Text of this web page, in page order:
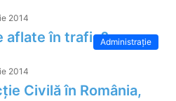
2014
aflate în trafic?Administrație
2014
Civilă în România,